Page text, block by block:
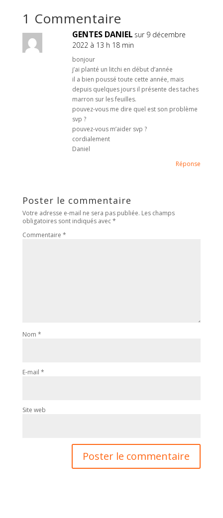
1 Commentaire
GENTES DANIEL sur 9 décembre
2022 à 13 h 18 min
bonjour
j’ai planté un litchi en début d’année
il a bien poussé toute cette année, mais
depuis quelques jours il présente des taches
marron sur les feuilles.
pouvez-vous me dire quel est son problème
svp ?
pouvez-vous m’aider svp ?
cordialement
Daniel
Réponse
Poster le commentaire
Votre adresse e-mail ne sera pas publiée. Les champs
obligatoires sont indiqués avec*
Commentaire *
Nom *
E-mail *
Site web